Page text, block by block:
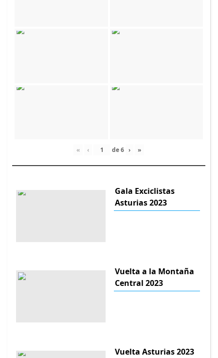
« ‹ de6 › »
Gala Exciclistas
Asturias 2023
Vuelta a la Montaña
Central 2023
Vuelta Asturias 2023